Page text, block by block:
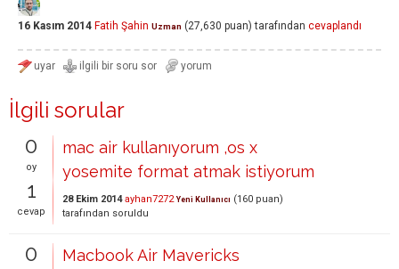
16 Kasım 2014 Fatih Şahin Uzman (27,630 puan) tarafından cevaplandı
İlgili sorular
0
oy
1
cevap
mac air kullanıyorum ,os x
yosemite format atmak istiyorum
28 Ekim 2014 ayhan7272 Yeni Kullanıcı (160 puan)
tarafından soruldu
0
Macbook Air Mavericks